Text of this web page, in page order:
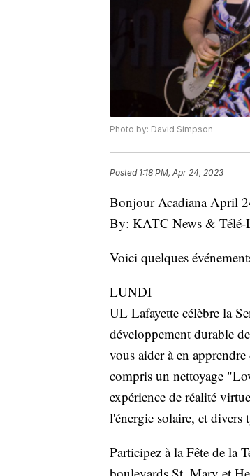
Photo by: David Simpson
Posted 1:18 PM, Apr 24, 2023
Bonjour Acadiana April
By: KATC News & Télé-
Voici quelques
LUNDI
UL Lafayette célèbre la
développement durable
vous aider à en
compris un nettoyage
expérience de réalité
l'énergie solaire, et divers
Participez à la Fête de la